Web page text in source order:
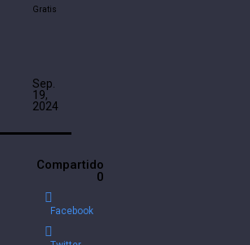
Gratis
Sep.
19,
2024
Compartido
0
Facebook